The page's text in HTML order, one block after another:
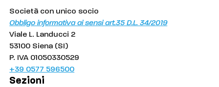
Società con unico socio
Obbligo informativa ai sensi art.35 D.L. 34/2019
Viale L. Landucci 2
53100 Siena (SI)
P. IVA 01050330529
+39 0577 596500
Sezioni